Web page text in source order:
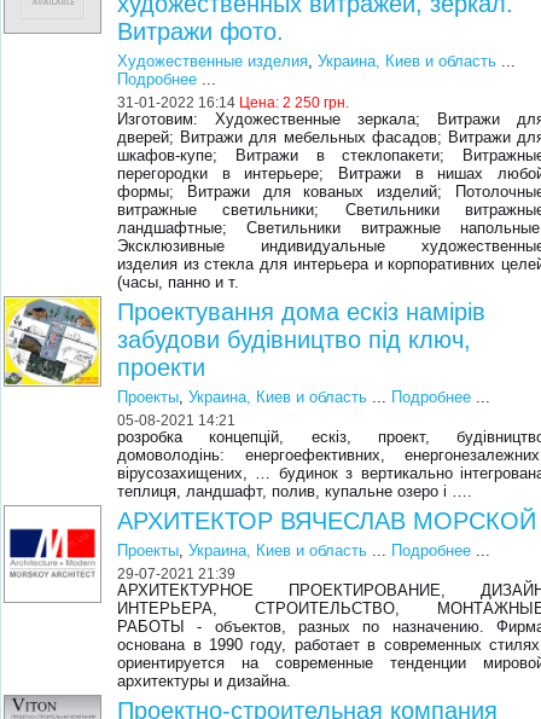
Витражи фото.
Художественные изделия ,Украина, Киев и область
Подробнее
31-01-2022 16:14 Цена:2 250 грн.
Изготовим: Художественные зеркала; Витражи
дверей; Витражи для мебельных фасадов; Витражи
шкафов-купе; Витражи в стеклопакети;
перегородки в интерьере; Витражи в нишах
формы; Витражи для кованых изделий;
витражные светильники; Светильники
ландшафтные; Светильники витражные
Эксклюзивные индивидуальные
изделия из стекла для интерьера и корпоративних
(часы, панно и т.
Проектування дома ескіз намірів
забудови будівництво під ключ,
проекти
Проекты ,Украина, Киев и область Подробнее
05-08-2021 14:21
розробка концепцій, ескіз, проект,
домоволодінь: енергоефективних,
вірусозахищених, … будинок з вертикально
теплиця, ландшафт, полив, купальне озеро і ….
АРХИТЕКТОР ВЯЧЕСЛАВ МОРСКОЙ
Проекты ,Украина, Киев и область Подробнее
29-07-2021 21:39
АРХИТЕКТУРНОЕ ПРОЕКТИРОВАНИЕ,
ИНТЕРЬЕРА, СТРОИТЕЛЬСТВО,
РАБОТЫ - объектов, разных по назначению.
основана в 1990 году, работает в современных
ориентируется на современные тенденции
архитектуры и дизайна.
Проектно-строительная компания